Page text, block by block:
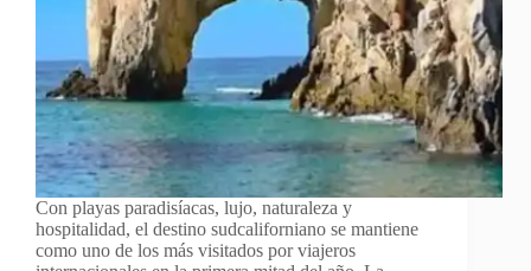
Con playas paradisíacas, lujo, naturaleza y
hospitalidad, el destino sudcaliforniano se mantiene
como uno de los más visitados por viajeros